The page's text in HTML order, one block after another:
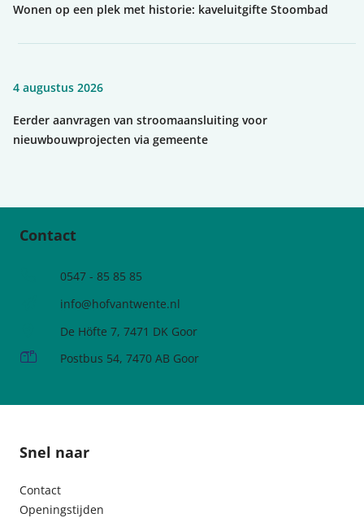
Wonen op een plek met historie: kaveluitgifte Stoombad
4 augustus 2026
Eerder aanvragen van stroomaansluiting voor
nieuwbouwprojecten via gemeente
Contact
Telefoonnummer
0547 - 85 85 85
e-mailadres:info@hofvantwente.nl
De Höfte 7, 7471 DK Goor
Postadres:Postbus 54, 7470 AB Goor
Snel naar
Contact
Openingstijden